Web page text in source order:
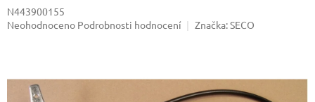
N443900155
Průměrné
0,0
Neohodnoceno Podrobnosti hodnocení Značka:SECO